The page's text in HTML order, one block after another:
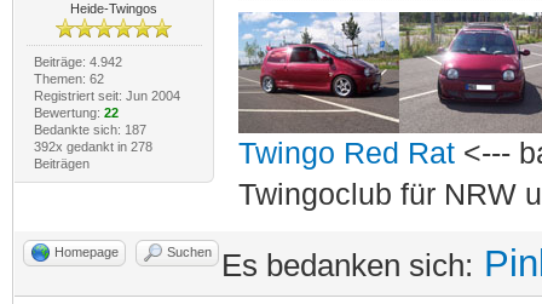
Heide-Twingos
Beiträge: 4.942
Themen: 62
Registriert seit: Jun 2004
Bewertung: 22
Bedankte sich: 187
392x gedankt in 278
Beiträgen
Twingo Red Rat<---
Twingoclub für NRW
Homepage Suchen Es bedanken sich: